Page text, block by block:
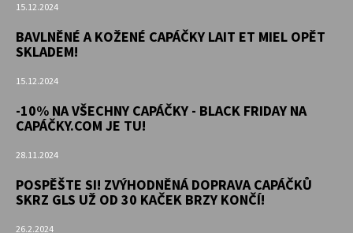
15.12.2024
BAVLNĚNÉ A KOŽENÉ CAPÁČKY LAIT ET MIEL OPĚT
SKLADEM!
15.12.2024
-10% NA VŠECHNY CAPÁČKY - BLACK FRIDAY NA
CAPÁČKY.COM JE TU!
28.11.2024
POSPĚŠTE SI! ZVÝHODNĚNÁ DOPRAVA CAPÁČKŮ
SKRZ GLS UŽ OD 30 KAČEK BRZY KONČÍ!
26.2.2024